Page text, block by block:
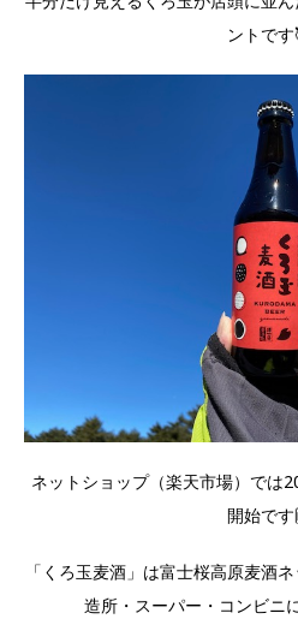
ントで
ネットショップ（楽天市場）では
開始で
「くろ玉麦酒」は富士桜高原麦酒
造所・スーパー・コンビニ